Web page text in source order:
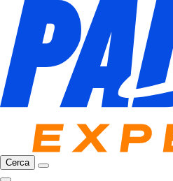
Cerca